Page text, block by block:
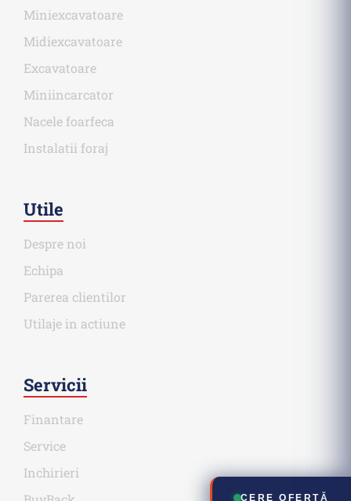
Miniexcavatoare
Midiexcavatoare
Excavatoare
Miniincarcator
Nacele foarfeca
Instalatii foraj
Utile
Despre noi
Echipa
Parerea clientilor
Utilaje in actiune
Servicii
Finantare
Service
Inchirieri
CERE OFERTĂ